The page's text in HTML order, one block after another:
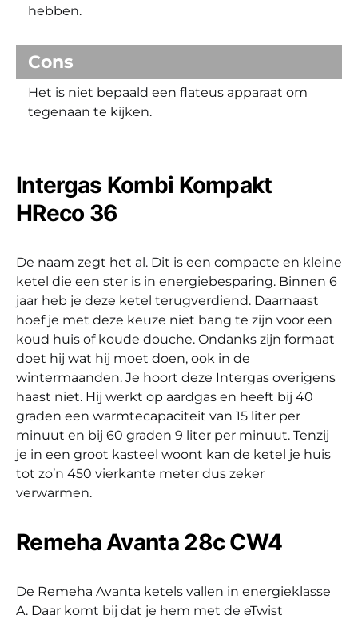
hebben.
Cons
Het is niet bepaald een flateus apparaat om
tegenaan te kijken.
Intergas Kombi Kompakt
HReco 36
De naam zegt het al. Dit is een compacte en kleine
ketel die een ster is in energiebesparing. Binnen 6
jaar heb je deze ketel terugverdiend. Daarnaast
hoef je met deze keuze niet bang te zijn voor een
koud huis of koude douche. Ondanks zijn formaat
doet hij wat hij moet doen, ook in de
wintermaanden. Je hoort deze Intergas overigens
haast niet. Hij werkt op aardgas en heeft bij 40
graden een warmtecapaciteit van 15 liter per
minuut en bij 60 graden 9 liter per minuut. Tenzij
je in een groot kasteel woont kan de ketel je huis
tot zo’n 450 vierkante meter dus zeker
verwarmen.
Remeha Avanta 28c CW4
De Remeha Avanta ketels vallen in energieklasse
A. Daar komt bij dat je hem met de eTwist